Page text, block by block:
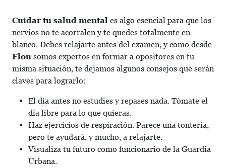
Cuidar tu salud mental es algo esencial para que los
nervios no te acorralen y te quedes totalmente en
blanco. Debes relajarte antes del examen, y como desde
Flou somos expertos en formar a opositores en tu
misma situación, te dejamos algunos consejos que serán
claves para lograrlo:
El día antes no estudies y repases nada. Tómate el
día libre para lo que quieras.
Haz ejercicios de respiración. Parece una tontería,
pero te ayudará, y mucho, a relajarte.
Visualiza tu futuro como funcionario de la Guardia
Urbana.